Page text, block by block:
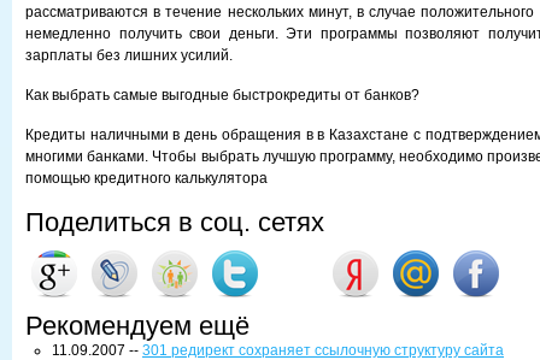
рассматриваются в течение нескольких минут, в случае
немедленно получить свои деньги. Эти программы позволяют
зарплаты без лишних усилий.
Как выбрать самые выгодные быстрокредиты от банков?
Кредиты наличными в день обращения в в Казахстане с
многими банками. Чтобы выбрать лучшую программу, необходимо
помощью кредитного калькулятора
Поделиться в соц. сетях
Рекомендуем ещё
11.09.2007 -- 301 редирект сохраняет ссылочную структуру сайта